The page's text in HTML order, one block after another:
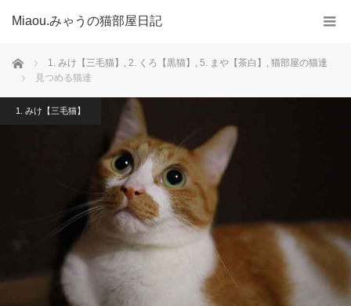
Miaou.みゃうの猫部屋日記
ホーム 1. みけ【三毛猫】 , 2. くろ【黒猫】 , 5. まや【茶白】 , 猫部屋の猫達
見つめる猫達
1. みけ【三毛猫】